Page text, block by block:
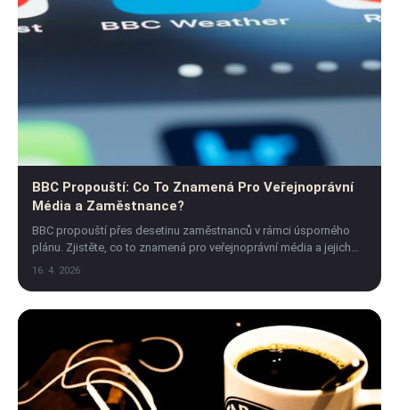
BBC Propouští: Co To Znamená Pro Veřejnoprávní
Média a Zaměstnance?
BBC propouští přes desetinu zaměstnanců v rámci úsporného
plánu. Zjistěte, co to znamená pro veřejnoprávní média a jejich
budoucnost. Klikněte pro více!
16. 4. 2026